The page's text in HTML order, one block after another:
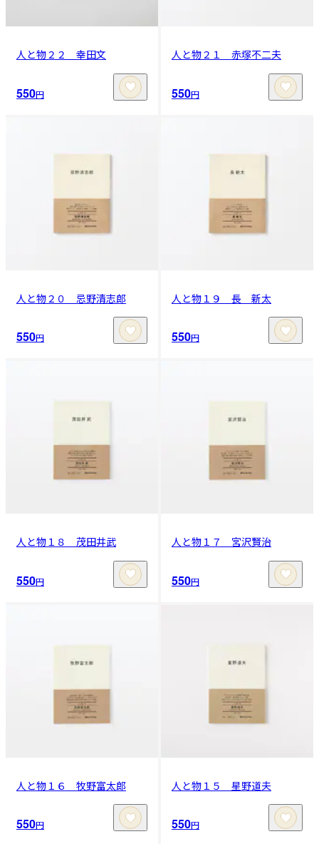
人と物２２ 幸田文
550円
人と物２１ 赤塚不二夫
550円
人と物２０ 忌野清志郎
550円
人と物１９ 長 新太
550円
人と物１８ 茂田井武
550円
人と物１７ 宮沢賢治
550円
人と物１６ 牧野富太郎
550円
人と物１５ 星野道夫
550円